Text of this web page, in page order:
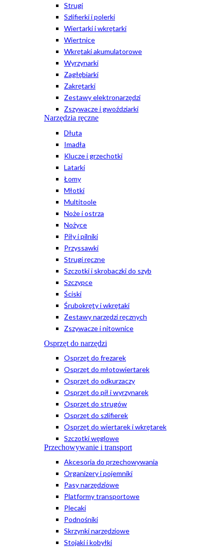
Strugi
Szlifierki i polerki
Wiertarki i wkrętarki
Wiertnice
Wkrętaki akumulatorowe
Wyrzynarki
Zagłębiarki
Zakrętarki
Zestawy elektronarzędzi
Zszywacze i gwoździarki
Narzędzia ręczne
Dłuta
Imadła
Klucze i grzechotki
Latarki
Łomy
Młotki
Multitoole
Noże i ostrza
Nożyce
Piły i pilniki
Przyssawki
Strugi ręczne
Szczotki i skrobaczki do szyb
Szczypce
Ściski
Śrubokręty i wkrętaki
Zestawy narzędzi ręcznych
Zszywacze i nitownice
Osprzęt do narzędzi
Osprzęt do frezarek
Osprzęt do młotowiertarek
Osprzęt do odkurzaczy
Osprzęt do pił i wyrzynarek
Osprzęt do strugów
Osprzęt do szlifierek
Osprzęt do wiertarek i wkrętarek
Szczotki węglowe
Przechowywanie i transport
Akcesoria do przechowywania
Organizery i pojemniki
Pasy narzędziowe
Platformy transportowe
Plecaki
Podnośniki
Skrzynki narzędziowe
Stojaki i kobyłki